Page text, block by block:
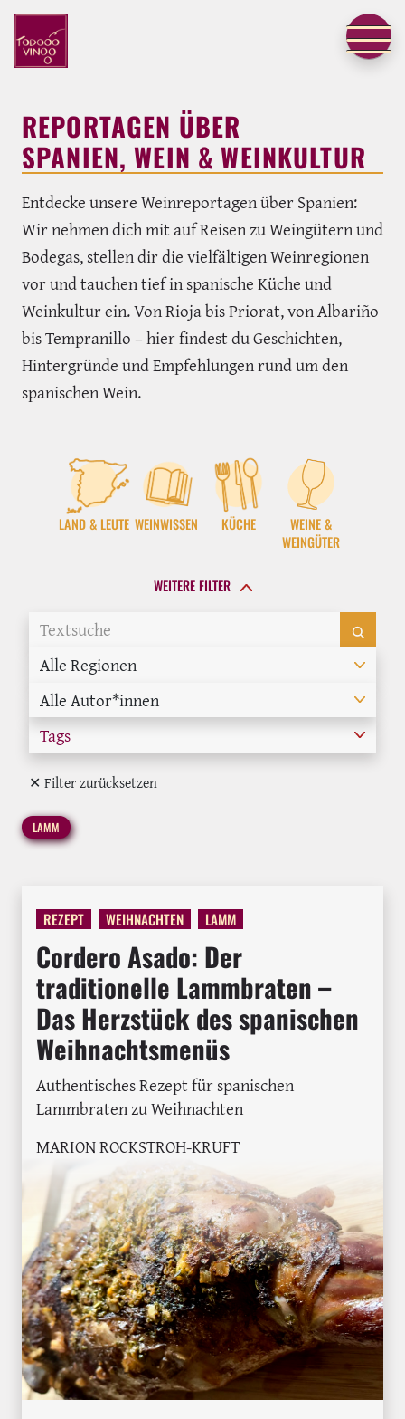
REPORTAGEN ÜBER
SPANIEN, WEIN & WEINKULTUR
Entdecke unsere Weinreportagen über Spanien:
Wir nehmen dich mit auf Reisen zu Weingütern und
Bodegas, stellen dir die vielfältigen Weinregionen
vor und tauchen tief in spanische Küche und
Weinkultur ein. Von Rioja bis Priorat, von Albariño
bis Tempranillo – hier findest du Geschichten,
Hintergründe und Empfehlungen rund um den
spanischen Wein.
LAND & LEUTE WEINWISSEN KÜCHE
WEINE &
WEINGÜTER
WEITERE FILTER
Alle Regionen
Alle Autor*innen
Tags
✕ Filter zurücksetzen
LAMM
REZEPT WEIHNACHTEN LAMM
Cordero Asado: Der
traditionelle Lammbraten –
Das Herzstück des spanischen
Weihnachtsmenüs
Authentisches Rezept für spanischen
Lammbraten zu Weihnachten
MARION ROCKSTROH-KRUFT